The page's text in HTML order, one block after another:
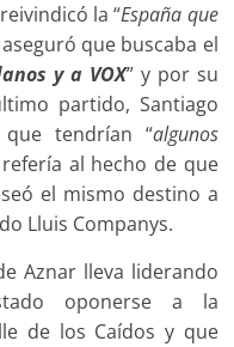
la “España que
aseguró que buscaba el
y a VOX” y por su
partido, Santiago
tendrían “algunos
refería al hecho de que
el mismo destino a
Lluis Companys.
Aznar lleva liderando
oponerse a la
de los Caídos y que